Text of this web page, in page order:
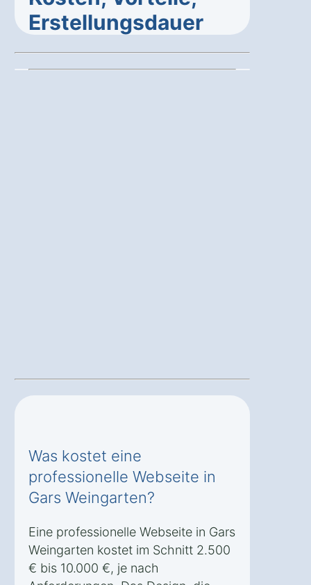
Erstellungsdauer
Was kostet eine
professionelle Webseite in
Gars Weingarten?
Eine professionelle Webseite in Gars
Weingarten kostet im Schnitt 2.500
€ bis 10.000 €, je nach